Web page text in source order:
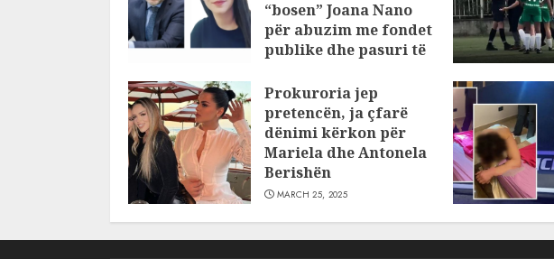
“bosen” Joana Nano
për abuzim me fondet
publike dhe pasuri të
JULY 24, 2025
Prokuroria jep
pretencën, ja çfarë
dënimi kërkon për
Mariela dhe Antonela
Berishën
MARCH 25, 2025